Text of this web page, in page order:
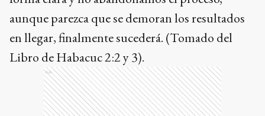
aunque parezca que se demoran los resultados
en llegar, finalmente sucederá. (Tomado del
Libro de Habacuc 2:2 y 3).
Ads